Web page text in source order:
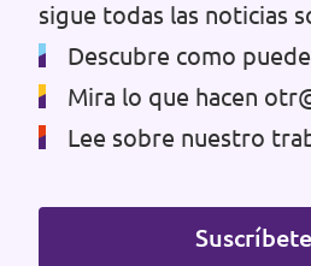
Volt Finlandia [facebook]
Volt Francia
Volt Grecia
Dona
sigue todas las noticias
Descubre como
Mira lo que hacen
Lee sobre nuestro
Suscríbete